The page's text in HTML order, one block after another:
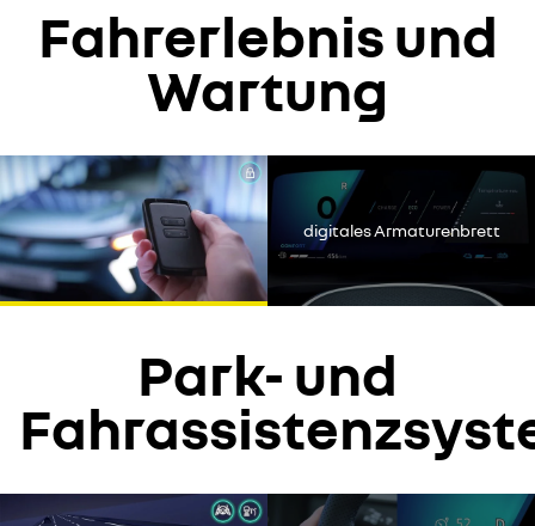
Fahrerlebnis und
Wartung
Youtube ist deaktiviert. Um das Video ansehen zu können,
erlauben Sie Social
alle ablehnen
alle akzeptieren
digitales Armaturenbrett
Park- und